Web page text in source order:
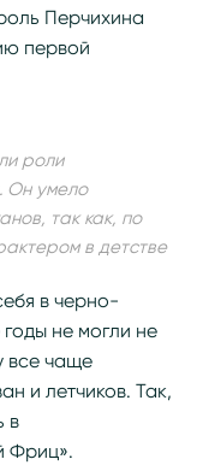
Перчихина
первой
роли
Он умело
так как, по
в детстве
в черно-
не могли не
все чаще
и летчиков. Так,
в
Фриц».